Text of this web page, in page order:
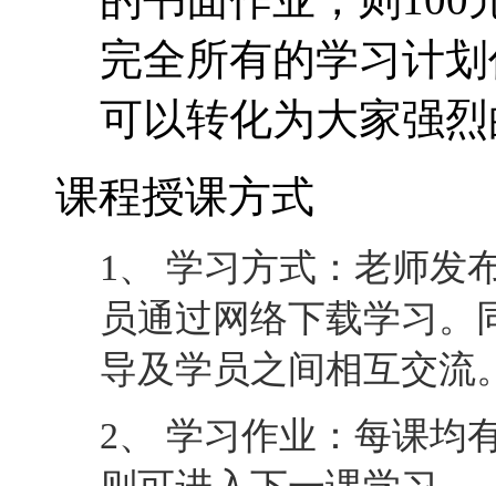
1、 学习方式：老师发
员通过网络下载学习。
导及学员之间相互交流
2、 学习作业：每课均
则可进入下一课学习。
3、 老师辅导：通过论
一对一互动。
4、 完成课程：最后一